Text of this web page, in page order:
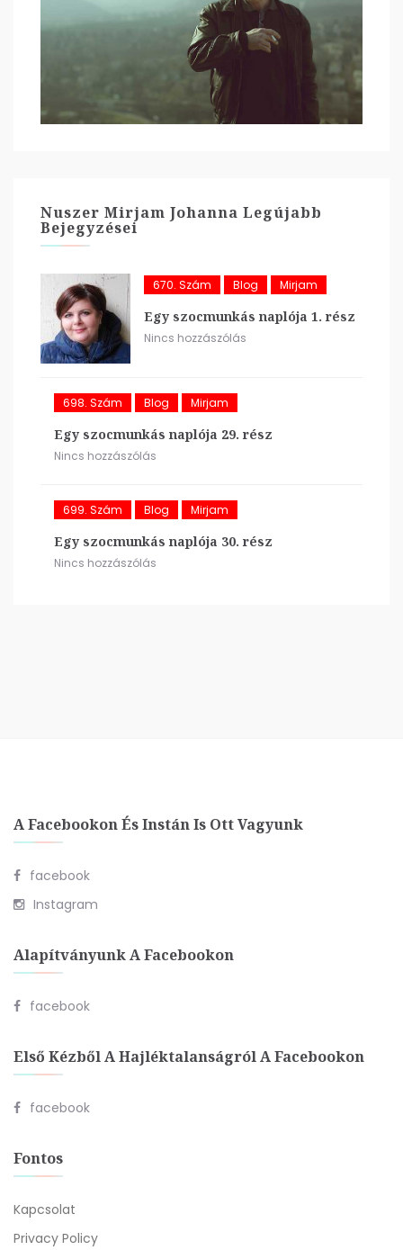
Nuszer Mirjam Johanna Legújabb
Bejegyzései
670. Szám Blog Mirjam
Egy szocmunkás naplója 1. rész
Nincs hozzászólás
698. Szám Blog Mirjam
Egy szocmunkás naplója 29. rész
Nincs hozzászólás
699. Szám Blog Mirjam
Egy szocmunkás naplója 30. rész
Nincs hozzászólás
A Facebookon És Instán Is Ott Vagyunk
facebook
Instagram
Alapítványunk A Facebookon
facebook
Első Kézből A Hajléktalanságról A Facebookon
facebook
Fontos
Kapcsolat
Privacy Policy